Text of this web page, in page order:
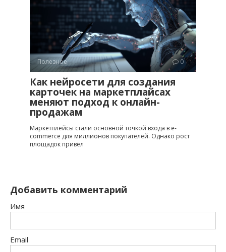
Полезное 0
Как нейросети для создания
карточек на маркетплайсах
меняют подход к онлайн-
продажам
Маркетплейсы стали основной точкой входа в e-
commerce для миллионов покупателей. Однако рост
площадок привёл
Добавить комментарий
Имя
Email